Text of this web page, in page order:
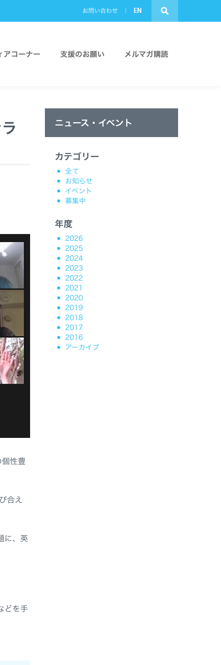
お問い合わせ EN
アコーナー 支援のお願い メルマガ購読
性豊
合え
に、英
どを手
ニュース・イベント
カテゴリー
全て
お知らせ
イベント
募集中
年度
2026
2025
2024
2023
2022
2021
2020
2019
2018
2017
2016
アーカイブ